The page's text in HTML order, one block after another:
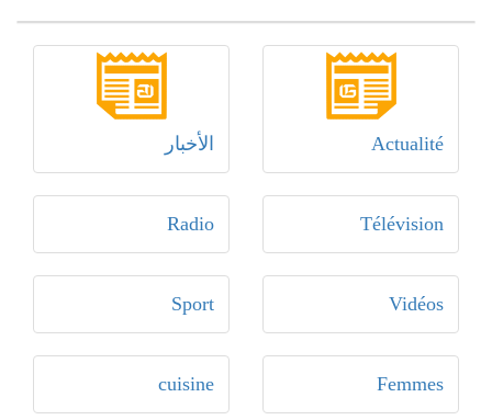
Actualité الأخبار
Télévision
Radio
Vidéos
Sport
Femmes
cuisine